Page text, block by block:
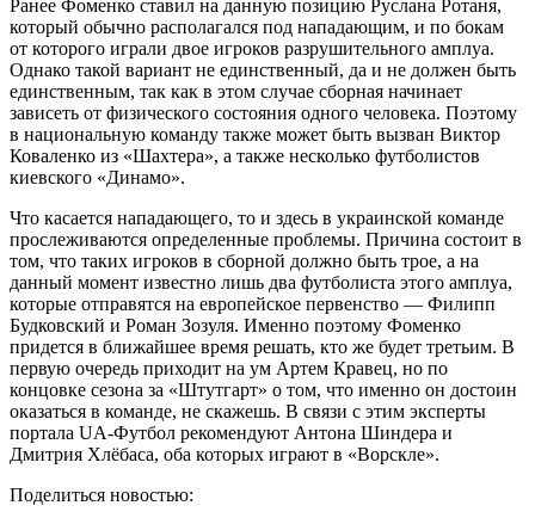
Ранее Фоменко ставил на данную позицию Руслана Ротаня,
который обычно располагался под нападающим, и по бокам
от которого играли двое игроков разрушительного амплуа.
Однако такой вариант не единственный, да и не должен быть
единственным, так как в этом случае сборная начинает
зависеть от физического состояния одного человека. Поэтому
в национальную команду также может быть вызван Виктор
Коваленко из «Шахтера», а также несколько футболистов
киевского «Динамо».
Что касается нападающего, то и здесь в украинской команде
прослеживаются определенные проблемы. Причина состоит в
том, что таких игроков в сборной должно быть трое, а на
данный момент известно лишь два футболиста этого амплуа,
которые отправятся на европейское первенство — Филипп
Будковский и Роман Зозуля. Именно поэтому Фоменко
придется в ближайшее время решать, кто же будет третьим. В
первую очередь приходит на ум Артем Кравец, но по
концовке сезона за «Штутгарт» о том, что именно он достоин
оказаться в команде, не скажешь. В связи с этим эксперты
портала UA-Футбол рекомендуют Антона Шиндера и
Дмитрия Хлёбаса, оба которых играют в «Ворскле».
Поделиться новостью: